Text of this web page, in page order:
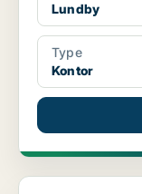
Lundby
Type
Kontor
Kontor i Lundby